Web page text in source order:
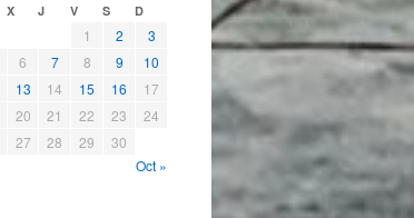
X J V S D
1 2
3
6 7 8 9
10
13 14 15 16
17
20 21 22 23
24
27 28 29
30
Oct »